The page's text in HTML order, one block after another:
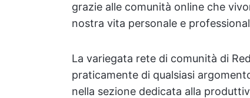
grazie alle comunità online che
nostra vita personale e
La variegata rete di comunità di
praticamente di qualsiasi
nella sezione dedicata alla